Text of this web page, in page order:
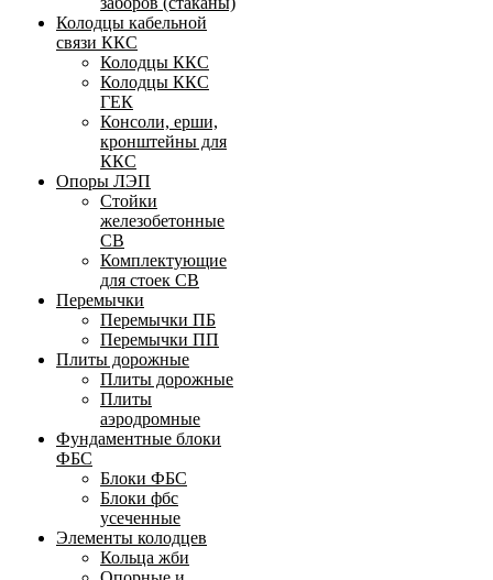
Колодцы кабельной
связи ККС
Колодцы ККС
Колодцы ККС
ГЕК
Консоли, ерши,
кронштейны для
ККС
Опоры ЛЭП
Стойки
железобетонные
СВ
Комплектующие
для стоек СВ
Перемычки
Перемычки ПБ
Перемычки ПП
Плиты дорожные
Плиты дорожные
Плиты
аэродромные
Фундаментные блоки
ФБС
Блоки ФБС
Блоки фбс
усеченные
Элементы колодцев
Кольца жби